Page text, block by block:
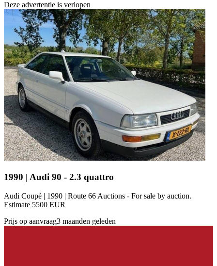
Deze advertentie is verlopen
1990 | Audi 90 - 2.3 quattro
Audi Coupé | 1990 | Route 66 Auctions - For sale by auction.
Estimate 5500 EUR
Prijs op aanvraag3 maanden geleden